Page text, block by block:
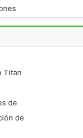
Titan
de
de